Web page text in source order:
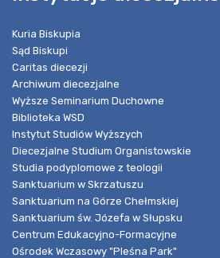
Kuria Biskupia
Sąd Biskupi
Caritas diecezji
Archiwum diecezjalne
Wyższe Seminarium Duchowne
Biblioteka WSD
Instytut Studiów Wyższych
Diecezjalne Studium Organistowskie
Studia podyplomowe z teologii
Sanktuarium w Skrzatuszu
Sanktuarium na Górze Chełmskiej
Sanktuarium św. Józefa w Słupsku
Centrum Edukacyjno-Formacyjne
Ośrodek Wczasowy "Pleśna Park"